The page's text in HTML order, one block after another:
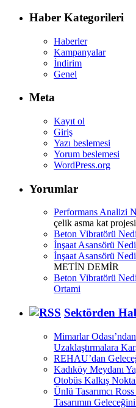
Haber Kategorileri
Haberler
Kampanyalar
İndirim
Genel
Meta
Kayıt ol
Giriş
Yazı beslemesi
Yorum beslemesi
WordPress.org
Yorumlar
Performans Analizi
çelik asma kat projesi
Beton Vibratörü
İnşaat Asansörü
İnşaat Asansörü
METİN DEMİR
Beton Vibratörü
Ortami
Sektörden
Mimarlar
Uzaklaştırmalara
REHAU’dan
Kadıköy Meydanı
Otobüs Kalkış
Ünlü Tasarımcı
Tasarımın